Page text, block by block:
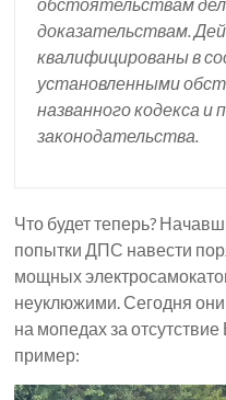
доказательствам.
квалифицированы в
установленными
названного кодекса
законодательства.
Что будет теперь?
попытки ДПС навести
мощных
неуклюжими. Сегодня они
на мопедах за
пример: